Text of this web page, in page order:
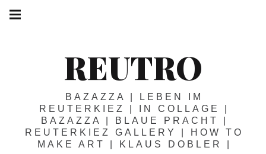
Springe
zum
REUTRO
BAZAZZA | LEBEN IM
REUTERKIEZ | IN COLLAGE |
BAZAZZA | BLAUE PRACHT |
REUTERKIEZ GALLERY | HOW TO
MAKE ART | KLAUS DOBLER |